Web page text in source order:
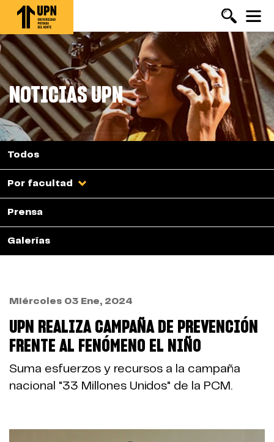
Pasar
contenido
principal
NOTICIAS UPN
Todos
Por facultad
Prensa
Galerías
Miércoles 03 Ene, 2024
UPN REALIZA CAMPAÑA DE PREVENCIÓN
FRENTE AL FENÓMENO EL NIÑO
Suma esfuerzos y recursos a la campaña
nacional "33 Millones Unidos" de la PCM.